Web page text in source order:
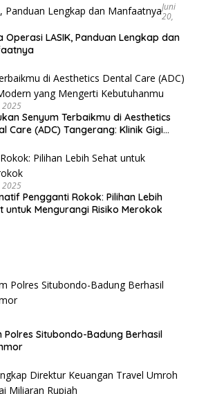
Juni
20,
Operasi LASIK, Panduan Lengkap dan
2025
Senyum Terbaikmu di Aesthetics
Care (ADC) Tangerang: Klinik Gigi
2025
Pengganti Rokok: Pilihan Lebih
untuk Mengurangi Risiko Merokok
Situbondo-Badung Berhasil